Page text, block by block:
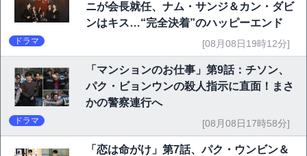
ニが会長就任、ナム・サンジ＆カン・ダビ
ンはキス…“完全決着”のハッピーエンド
ドラマ [08月08日19時12分]
「マンションのお仕事」第9話：チソン、
パク・ビョンウンの殺人指示に直面！まさ
かの警察連行へ
ドラマ [08月08日17時58分]
「恋は命がけ」第7話、パク・ウンビン＆